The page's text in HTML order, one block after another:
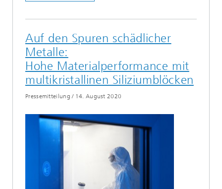
Auf den Spuren schädlicher
Metalle:
Hohe Materialperformance mit
multikristallinen Siliziumblöcken
Pressemitteilung / 14. August 2020